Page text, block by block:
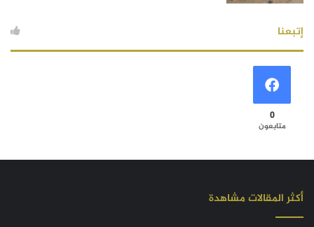
إتبعنا
0
متابعون
أكثر المقالات مشاهدة